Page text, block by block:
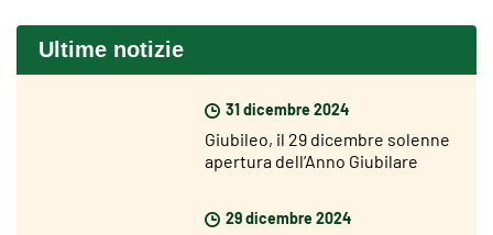
Ultime notizie
31 dicembre 2024
Giubileo, il 29 dicembre solenne
apertura dell’Anno Giubilare
29 dicembre 2024